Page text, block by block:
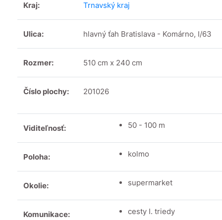
Kraj: Trnavský kraj
Ulica: hlavný ťah Bratislava - Komárno, I/63
Rozmer: 510 cm x 240 cm
Číslo plochy: 201026
Viditeľnosť: 50 - 100 m
Poloha: kolmo
Okolie: supermarket
Komunikace: cesty I. triedy